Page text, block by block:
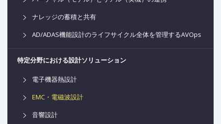
ナレッジの蓄積と共有
AD/ADAS機能設計のライフサイクル全体を管理するAVOps
特定分野における設計ソリューション
電子機器熱設計
EMC・電磁波設計
音響設計